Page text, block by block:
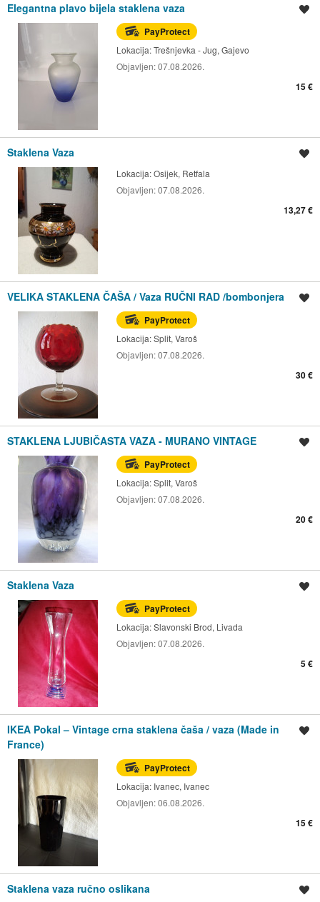
Elegantna plavo bijela staklena vaza
PayProtect
Lokacija:Trešnjevka - Jug, Gajevo
Objavljen:07.08.2026.
15 €
Staklena Vaza
Lokacija:Osijek, Retfala
Objavljen:07.08.2026.
13,27 €
VELIKA STAKLENA ČAŠA / Vaza RUČNI RAD /bombonjera
PayProtect
Lokacija:Split, Varoš
Objavljen:07.08.2026.
30 €
STAKLENA LJUBIČASTA VAZA - MURANO VINTAGE
PayProtect
Lokacija:Split, Varoš
Objavljen:07.08.2026.
20 €
Staklena Vaza
PayProtect
Lokacija:Slavonski Brod, Livada
Objavljen:07.08.2026.
5 €
IKEA Pokal – Vintage crna staklena čaša / vaza (Made in
France)
PayProtect
Lokacija: Ivanec, Ivanec
Objavljen:06.08.2026.
15 €
Staklena vaza ručno oslikana